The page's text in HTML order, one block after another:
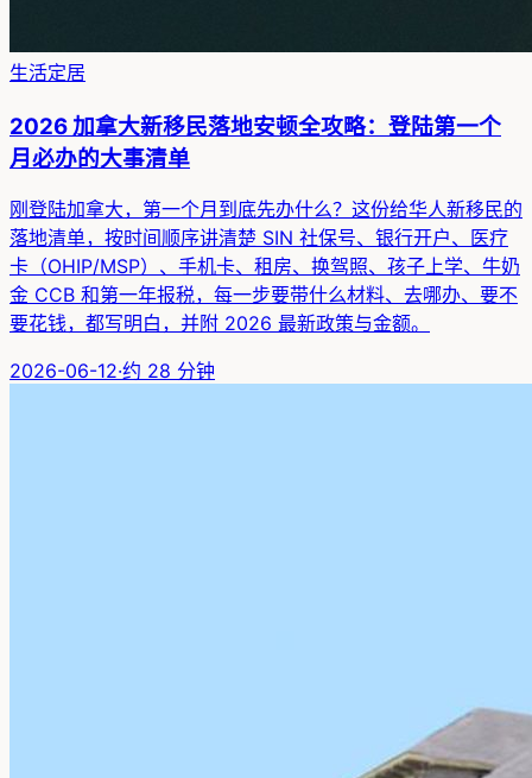
生活定居
2026 加拿大新移民落地安顿全攻略：登陆第一个
月必办的大事清单
刚登陆加拿大，第一个月到底先办什么？这份给华人新移民的
落地清单，按时间顺序讲清楚 SIN 社保号、银行开户、医疗
卡（OHIP/MSP）、手机卡、租房、换驾照、孩子上学、牛奶
金 CCB 和第一年报税，每一步要带什么材料、去哪办、要不
要花钱，都写明白，并附 2026 最新政策与金额。
2026-06-12·约 28 分钟